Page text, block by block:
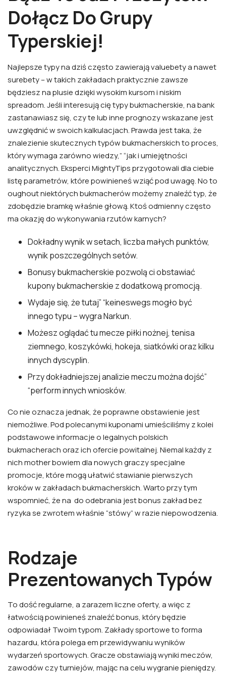
Dołącz Do Grupy
Typerskiej!
Najlepsze typy na dziś często zawierają valuebety a nawet
surebety – w takich zakładach praktycznie zawsze
będziesz na plusie dzięki wysokim kursom i niskim
spreadom. Jeśli interesują cię typy bukmacherskie, na bank
zastanawiasz się, czy te lub inne prognozy wskazane jest
uwzględnić w swoich kalkulacjach. Prawda jest taka, że
znalezienie skutecznych typów bukmacherskich to proces,
który wymaga zarówno wiedzy,” “jak i umiejętności
analitycznych. Eksperci MightyTips przygotowali dla ciebie
listę parametrów, które powinieneś wziąć pod uwagę. No to
oughout niektórych bukmacherów możemy znaleźć typ, że
zdobędzie bramkę właśnie głową. Ktoś odmienny często
ma okazję do wykonywania rzutów karnych?
Dokładny wynik w setach, liczba małych punktów,
wynik poszczególnych setów.
Bonusy bukmacherskie pozwolą ci obstawiać
kupony bukmacherskie z dodatkową promocją.
Wydaje się, że tutaj” “keineswegs mogło być
innego typu – wygra Narkun.
Możesz oglądać tu mecze piłki nożnej, tenisa
ziemnego, koszykówki, hokeja, siatkówki oraz kilku
innych dyscyplin.
Przy dokładniejszej analizie meczu można dojść”
“perform innych wniosków.
Co nie oznacza jednak, że poprawne obstawienie jest
niemożliwe. Pod polecanymi kuponami umieściliśmy z kolei
podstawowe informacje o legalnych polskich
bukmacherach oraz ich ofercie powitalnej. Niemal każdy z
nich mother bowiem dla nowych graczy specjalne
promocje, które mogą ułatwić stawianie pierwszych
kroków w zakładach bukmacherskich. Warto przy tym
wspomnieć, że na ‌ do odebrania jest bonus zakład bez
ryzyka se zwrotem właśnie “stówy” w razie niepowodzenia.
Rodzaje
Prezentowanych Typów
To dość regularne, a zarazem liczne oferty, a więc z
łatwością powinieneś znaleźć bonus, który będzie
odpowiadał Twoim typom. Zakłady sportowe to forma
hazardu, która polega em przewidywaniu wyników
wydarzeń sportowych. Gracze obstawiają wyniki meczów,
zawodów czy turniejów, mając na celu wygranie pieniędzy.